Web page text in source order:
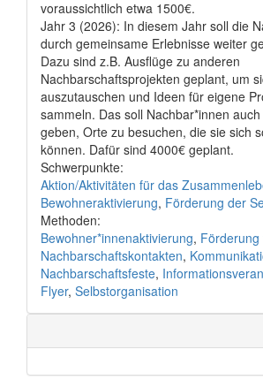
voraussichtlich etwa 1500€.
Jahr 3 (2026): In diesem Jahr soll die
durch gemeinsame Erlebnisse weiter
Dazu sind z.B. Ausflüge zu anderen
Nachbarschaftsprojekten geplant, um
auszutauschen und Ideen für eigene
sammeln. Das soll Nachbar*innen
geben, Orte zu besuchen, die sie sich
können. Dafür sind 4000€ geplant.
Schwerpunkte:
Aktion/Aktivitäten für das
Bewohneraktivierung, Förderung der
Methoden:
Bewohner*innenaktivierung, Förderung
Nachbarschaftskontakten,
Nachbarschaftsfeste,
Flyer, Selbstorganisation